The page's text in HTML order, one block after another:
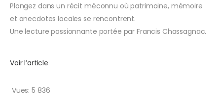
Plongez dans un récit méconnu où patrimoine, mémoire
et anecdotes locales se rencontrent.
Une lecture passionnante portée par Francis Chassagnac.
Voir l’article
Vues: 5 836